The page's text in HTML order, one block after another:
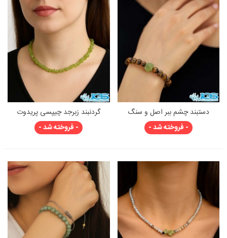
دستبند چشم ببر اصل و سنگ
زبرجد راف | سنگ قدرت و
شجاعت
- فروخته شد -
گردنبند زبرجد چیپسی پریدوت
راف اصل
- فروخته شد -